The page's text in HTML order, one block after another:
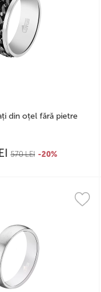
din oțel fără pietre
570LEI -20%